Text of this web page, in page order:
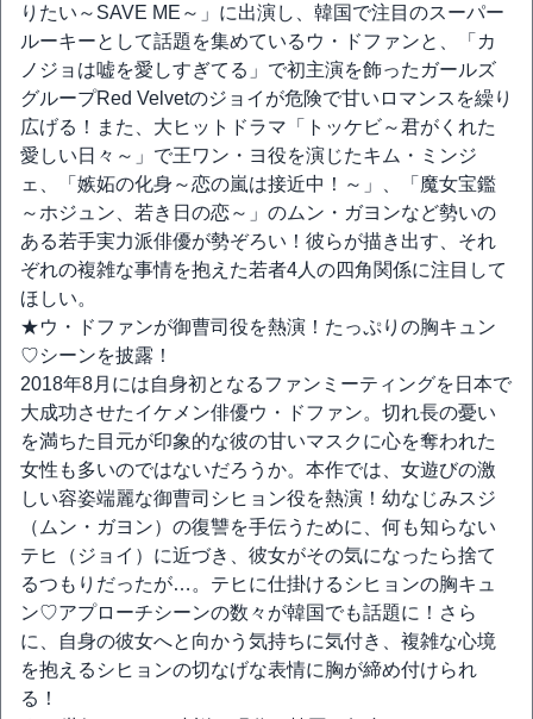
りたい～SAVE ME～」に出演し、韓国で注目のスーパー
ルーキーとして話題を集めているウ・ドファンと、「カ
ノジョは嘘を愛しすぎてる」で初主演を飾ったガールズ
グループRed Velvetのジョイが危険で甘いロマンスを繰り
広げる！また、大ヒットドラマ「トッケビ～君がくれた
愛しい日々～」で王ワン・ヨ役を演じたキム・ミンジ
ェ、「嫉妬の化身～恋の嵐は接近中！～」、「魔女宝鑑
～ホジュン、若き日の恋～」のムン・ガヨンなど勢いの
ある若手実力派俳優が勢ぞろい！彼らが描き出す、それ
ぞれの複雑な事情を抱えた若者4人の四角関係に注目して
ほしい。
★ウ・ドファンが御曹司役を熱演！たっぷりの胸キュン
♡シーンを披露！
2018年8月には自身初となるファンミーティングを日本で
大成功させたイケメン俳優ウ・ドファン。切れ長の憂い
を満ちた目元が印象的な彼の甘いマスクに心を奪われた
女性も多いのではないだろうか。本作では、女遊びの激
しい容姿端麗な御曹司シヒョン役を熱演！幼なじみスジ
（ムン・ガヨン）の復讐を手伝うために、何も知らない
テヒ（ジョイ）に近づき、彼女がその気になったら捨て
るつもりだったが…。テヒに仕掛けるシヒョンの胸キュ
ン♡アプローチシーンの数々が韓国でも話題に！さら
に、自身の彼女へと向かう気持ちに気付き、複雑な心境
を抱えるシヒョンの切なげな表情に胸が締め付けられ
る！